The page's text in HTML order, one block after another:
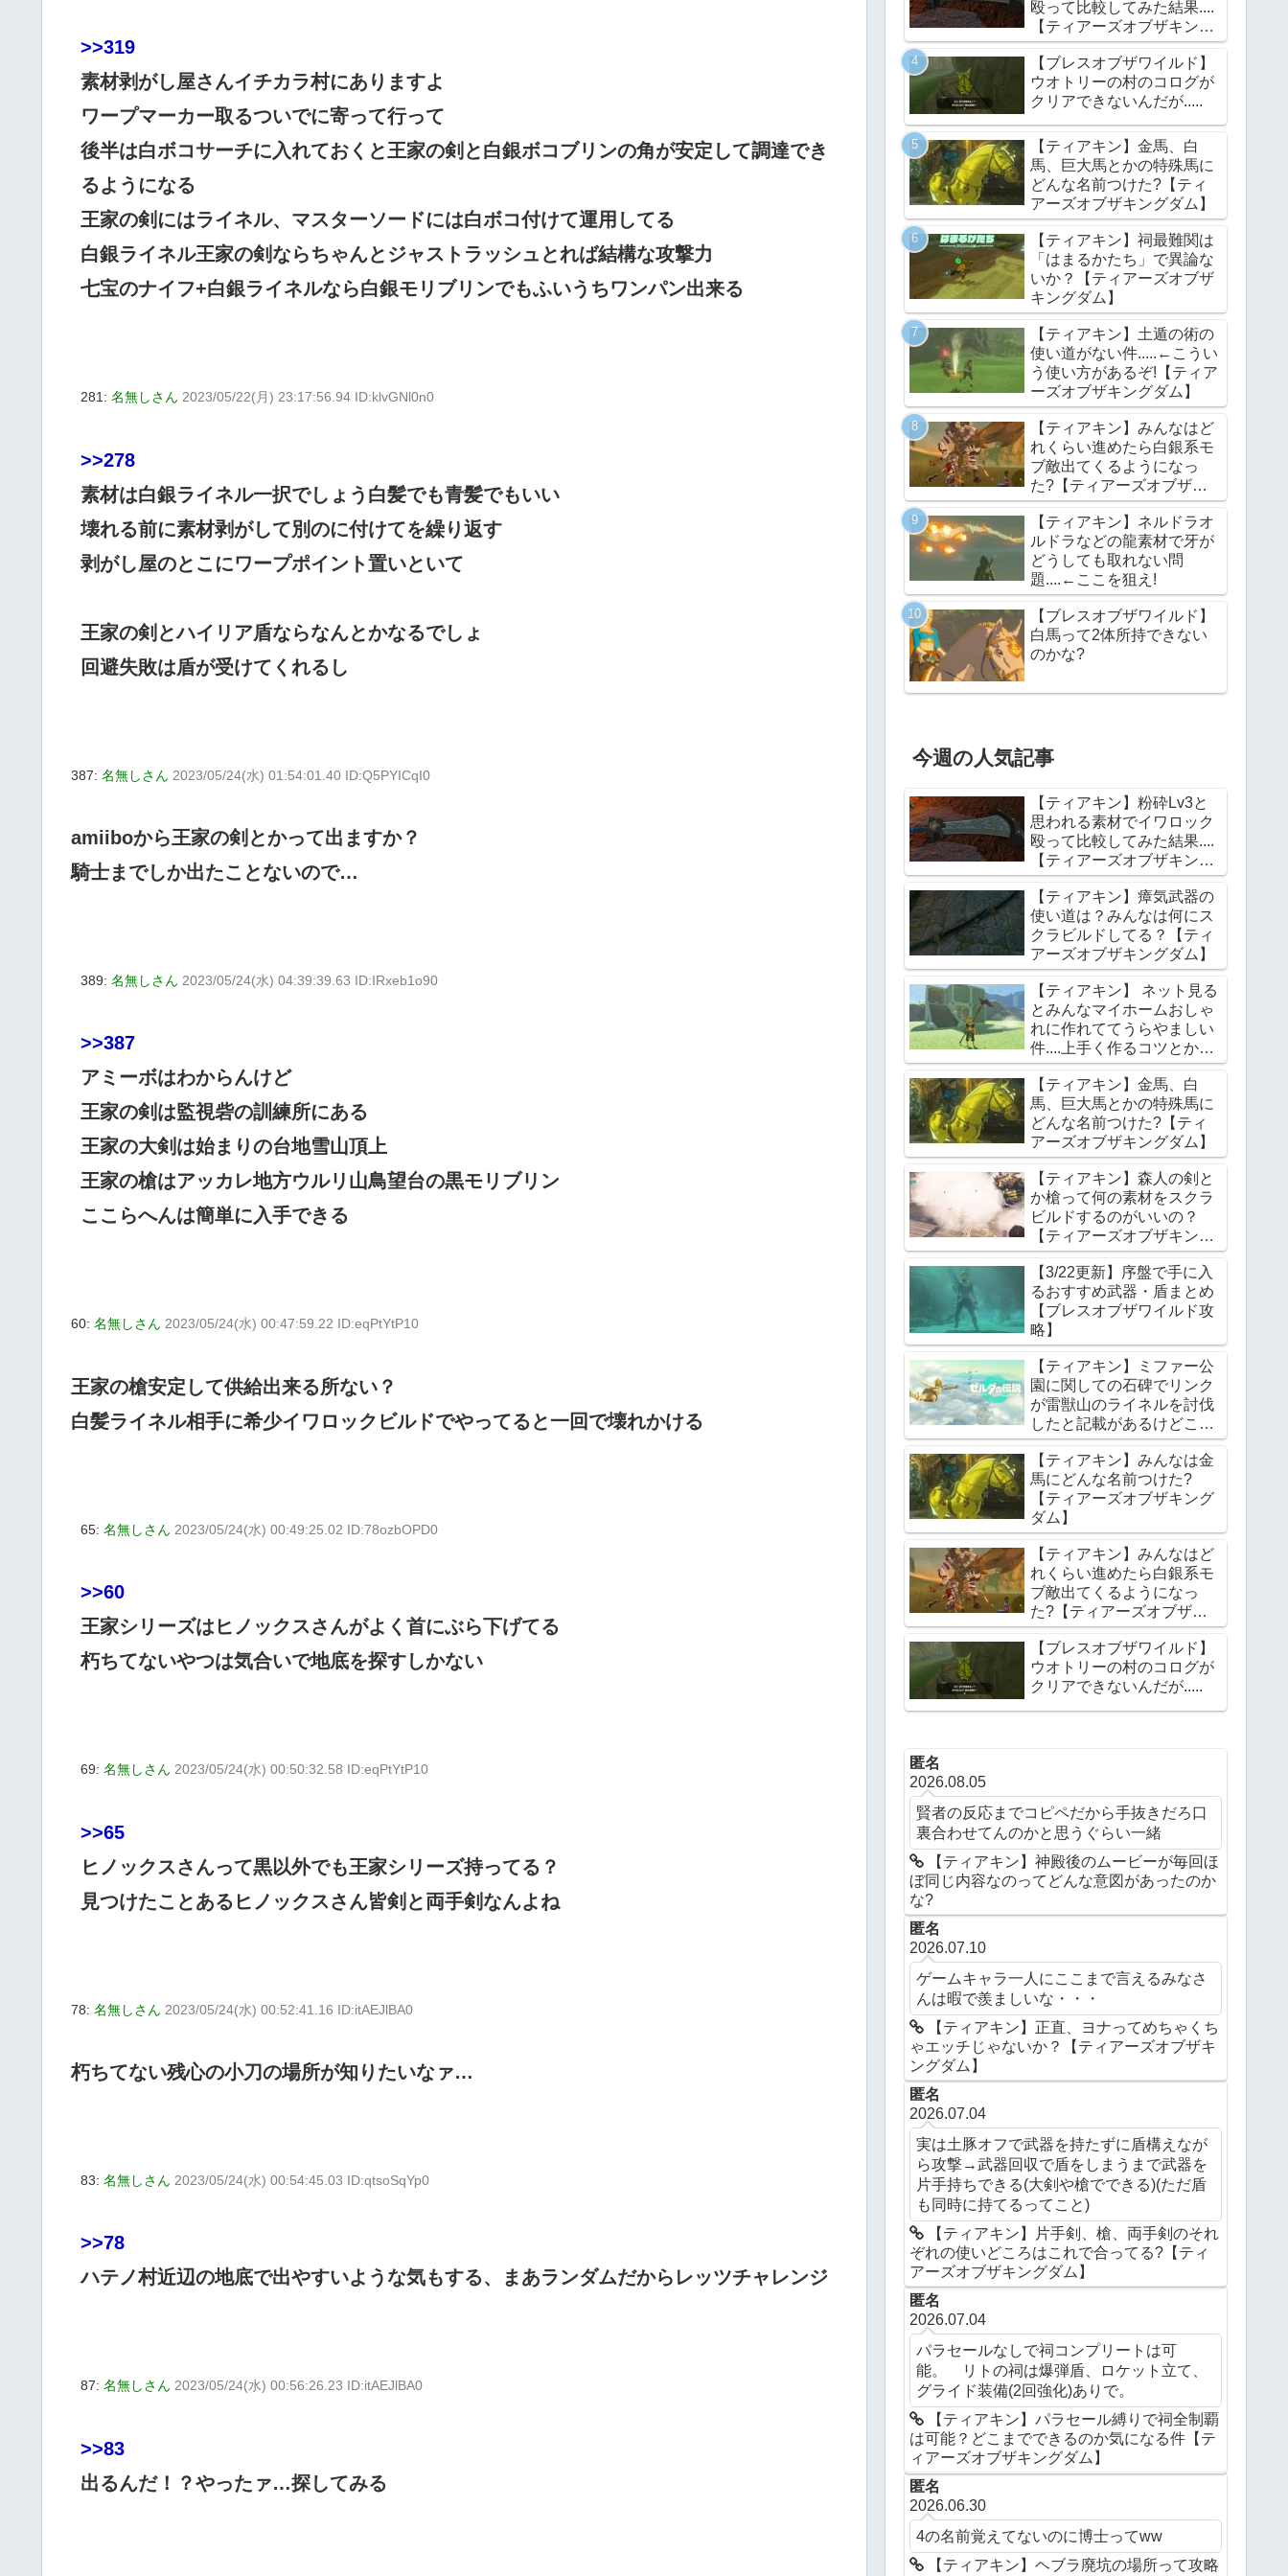
>>319
素材剥がし屋さんイチカラ村にありますよ
ワープマーカー取るついでに寄って行って
後半は白ボコサーチに入れておくと王家の剣と白銀ボコブリンの角が安定して調達でき
るようになる
王家の剣にはライネル、マスターソードには白ボコ付けて運用してる
白銀ライネル王家の剣ならちゃんとジャストラッシュとれば結構な攻撃力
七宝のナイフ+白銀ライネルなら白銀モリブリンでもふいうちワンパン出来る
281: 名無しさん 2023/05/22(月) 23:17:56.94 ID:klvGNl0n0
>>278
素材は白銀ライネル一択でしょう白髪でも青髪でもいい
壊れる前に素材剥がして別のに付けてを繰り返す
剥がし屋のとこにワープポイント置いといて
王家の剣とハイリア盾ならなんとかなるでしょ
回避失敗は盾が受けてくれるし
387: 名無しさん 2023/05/24(水) 01:54:01.40 ID:Q5PYICqI0
amiiboから王家の剣とかって出ますか？
騎士までしか出たことないので…
389: 名無しさん 2023/05/24(水) 04:39:39.63 ID:IRxeb1o90
>>387
アミーボはわからんけど
王家の剣は監視砦の訓練所にある
王家の大剣は始まりの台地雪山頂上
王家の槍はアッカレ地方ウルリ山鳥望台の黒モリブリン
ここらへんは簡単に入手できる
60: 名無しさん 2023/05/24(水) 00:47:59.22 ID:eqPtYtP10
王家の槍安定して供給出来る所ない？
白髪ライネル相手に希少イワロックビルドでやってると一回で壊れかける
65: 名無しさん 2023/05/24(水) 00:49:25.02 ID:78ozbOPD0
>>60
王家シリーズはヒノックスさんがよく首にぶら下げてる
朽ちてないやつは気合いで地底を探すしかない
69: 名無しさん 2023/05/24(水) 00:50:32.58 ID:eqPtYtP10
>>65
ヒノックスさんって黒以外でも王家シリーズ持ってる？
見つけたことあるヒノックスさん皆剣と両手剣なんよね
78: 名無しさん 2023/05/24(水) 00:52:41.16 ID:itAEJlBA0
朽ちてない残心の小刀の場所が知りたいなァ…
83: 名無しさん 2023/05/24(水) 00:54:45.03 ID:qtsoSqYp0
>>78
ハテノ村近辺の地底で出やすいような気もする、まあランダムだからレッツチャレンジ
87: 名無しさん 2023/05/24(水) 00:56:26.23 ID:itAEJlBA0
>>83
出るんだ！？やったァ…探してみる
殴って比較してみた結果....
【ティアーズオブザキング
ダム】
【ブレスオブザワイルド】
ウオトリーの村のコログが
クリアできないんだが.....
【ティアキン】金馬、白
馬、巨大馬とかの特殊馬に
どんな名前つけた?【ティ
アーズオブザキングダム】
【ティアキン】祠最難関は
「はまるかたち」で異論な
いか？【ティアーズオブザ
キングダム】
【ティアキン】土遁の術の
使い道がない件.....←こうい
う使い方があるぞ!【ティア
ーズオブザキングダム】
【ティアキン】みんなはど
れくらい進めたら白銀系モ
ブ敵出てくるようになっ
た?【ティアーズオブザキ
ングダム】
【ティアキン】ネルドラオ
ルドラなどの龍素材で牙が
どうしても取れない問
題....←ここを狙え!
【ブレスオブザワイルド】
白馬って2体所持できない
のかな?
今週の人気記事
【ティアキン】粉砕Lv3と
思われる素材でイワロック
殴って比較してみた結果....
【ティアーズオブザキング
ダム】
【ティアキン】瘴気武器の
使い道は？みんなは何にス
クラビルドしてる？【ティ
アーズオブザキングダム】
【ティアキン】 ネット見る
とみんなマイホームおしゃ
れに作れててうらやましい
件....上手く作るコツとかあ
る？【ティアーズオブザキ
ングダム】
【ティアキン】金馬、白
馬、巨大馬とかの特殊馬に
どんな名前つけた?【ティ
アーズオブザキングダム】
【ティアキン】森人の剣と
か槍って何の素材をスクラ
ビルドするのがいいの？
【ティアーズオブザキング
ダム】
【3/22更新】序盤で手に入
るおすすめ武器・盾まとめ
【ブレスオブザワイルド攻
略】
【ティアキン】ミファー公
園に関しての石碑でリンク
が雷獣山のライネルを討伐
したと記載があるけどこれ
っていつの話?【ティアー
ズオブザキングダム】
【ティアキン】みんなは金
馬にどんな名前つけた?
【ティアーズオブザキング
ダム】
【ティアキン】みんなはど
れくらい進めたら白銀系モ
ブ敵出てくるようになっ
た?【ティアーズオブザキ
ングダム】
【ブレスオブザワイルド】
ウオトリーの村のコログが
クリアできないんだが.....
匿名
2026.08.05
賢者の反応までコピペだから手抜きだろ口
裏合わせてんのかと思うぐらい一緒
【ティアキン】神殿後のムービーが毎回ほ
ぼ同じ内容なのってどんな意図があったのか
な?
匿名
2026.07.10
ゲームキャラ一人にここまで言えるみなさ
んは暇で羨ましいな・・・
【ティアキン】正直、ヨナってめちゃくち
ゃエッチじゃないか？【ティアーズオブザキ
ングダム】
匿名
2026.07.04
実は土豚オフで武器を持たずに盾構えなが
ら攻撃→武器回収で盾をしまうまで武器を
片手持ちできる(大剣や槍でできる)(ただ盾
も同時に持てるってこと)
【ティアキン】片手剣、槍、両手剣のそれ
ぞれの使いどころはこれで合ってる?【ティ
アーズオブザキングダム】
匿名
2026.07.04
パラセールなしで祠コンプリートは可
能。 リトの祠は爆弾盾、ロケット立て、
グライド装備(2回強化)ありで。
【ティアキン】パラセール縛りで祠全制覇
は可能？どこまでできるのか気になる件【テ
ィアーズオブザキングダム】
匿名
2026.06.30
4の名前覚えてないのに博士ってww
【ティアキン】ヘブラ廃坑の場所って攻略